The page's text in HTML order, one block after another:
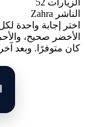
الناشر Zahra
اختر إجابة واحدة
الأخضر صحيح،
كان متوفرًا. وبعد